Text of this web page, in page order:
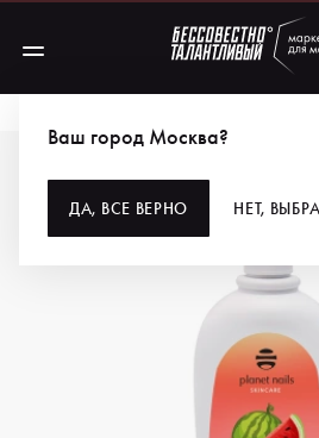
Ваш город Москва?
ДА, ВСЕ ВЕРНО НЕТ,